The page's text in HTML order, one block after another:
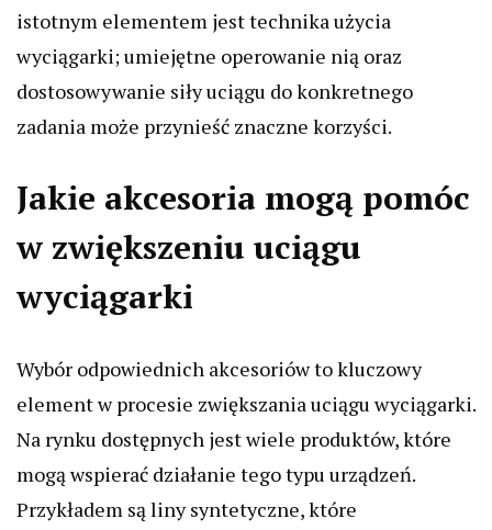
istotnym elementem jest technika użycia
wyciągarki; umiejętne operowanie nią oraz
dostosowywanie siły uciągu do konkretnego
zadania może przynieść znaczne korzyści.
Jakie akcesoria mogą pomóc
w zwiększeniu uciągu
wyciągarki
Wybór odpowiednich akcesoriów to kluczowy
element w procesie zwiększania uciągu wyciągarki.
Na rynku dostępnych jest wiele produktów, które
mogą wspierać działanie tego typu urządzeń.
Przykładem są liny syntetyczne, które